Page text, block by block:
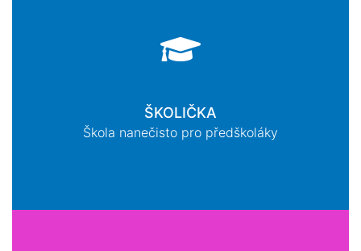
ŠKOLIČKA
Škola nanečisto pro předškoláky